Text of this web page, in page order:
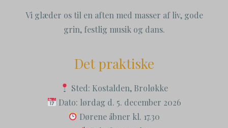
Vi glæder os til en aften med masser af liv, gode
grin, festlig musik og dans.
Det praktiske
Sted: Kostalden, Broløkke
Dato: lørdag d. 5. december 2026
Dørene åbner kl. 17.30